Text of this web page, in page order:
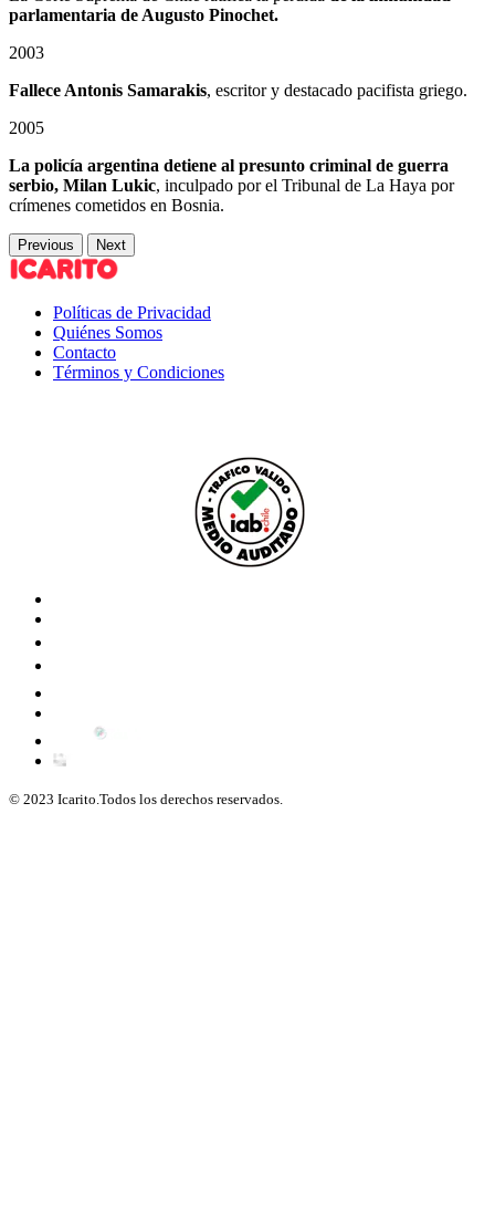
parlamentaria de Augusto Pinochet.
2003
Fallece Antonis Samarakis, escritor y destacado pacifista griego.
2005
La policía argentina detiene al presunto criminal de guerra
serbio, Milan Lukic, inculpado por el Tribunal de La Haya por
crímenes cometidos en Bosnia.
Previous Next
Políticas de Privacidad
Quiénes Somos
Contacto
Términos y Condiciones
© 2023 Icarito.Todos los derechos reservados.